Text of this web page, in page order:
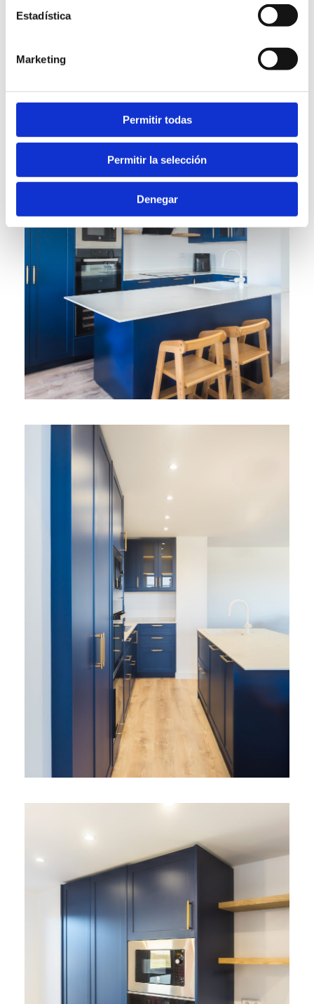
Estadística
Marketing
Permitir todas
Permitir la selección
Denegar